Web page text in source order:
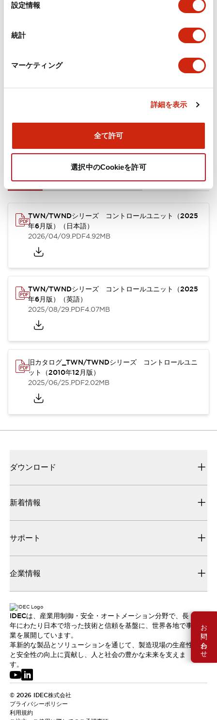
設定情報
統計
マーケティング
詳細を表示
全て許可
選択中のCookieを許可
お問い合わせ
環境仕様
機能仕様
ドキュメントとファイル
TWN/TWNDシリーズ コントロールユニット（2025
年6月版）（日本語）
2026/04/09.PDF4.92MB
TWN/TWNDシリーズ コントロールユニット（2025
年6月版）（英語）
2025/08/29.PDF4.07MB
旧カタログ_TWN/TWNDシリーズ コントロールユニ
ット（2010年12月版）
2025/06/25.PDF2.02MB
ダウンロード
新着情報
サポート
企業情報
IDECは、産業用制御・安全・オートメーション分野で、長
年にわたり日本で培った技術と信頼を基盤に、世界各地で事
業を展開しています。
革新的な製品とソリューションを通じて、製造現場の生産性
と安全性の向上に貢献し、人と社会の豊かな未来を支えま
す。
© 2026 IDEC株式会社
プライバシーポリシー
利用規約